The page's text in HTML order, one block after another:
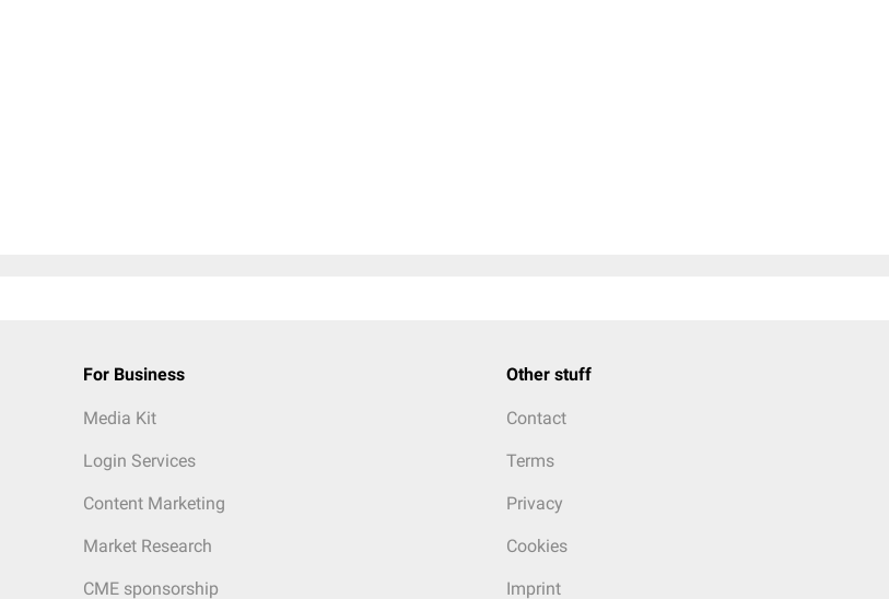
For Business
Media Kit
Login Services
Content Marketing
Market Research
CME sponsorship
Other stuff
Contact
Terms
Privacy
Cookies
Imprint